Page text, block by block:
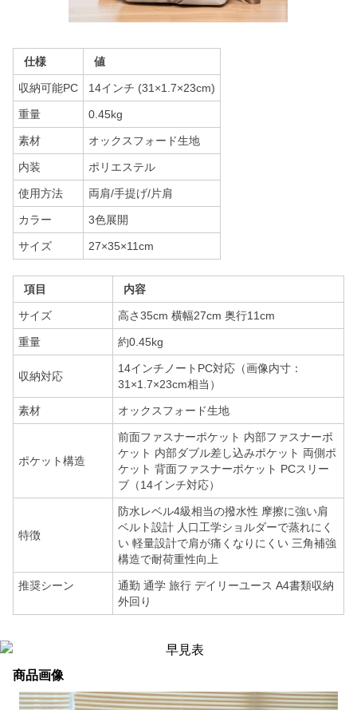
仕様 値
収納可能PC 14インチ (31×1.7×23cm)
重量 0.45kg
素材 オックスフォード生地
内装 ポリエステル
使用方法 両肩/手提げ/片肩
カラー 3色展開
サイズ 27×35×11cm
項目 内容
サイズ 高さ35cm 横幅27cm 奥行11cm
重量 約0.45kg
収納対応
14インチノートPC対応（画像内寸：
31×1.7×23cm相当）
素材 オックスフォード生地
ポケット構造
前面ファスナーポケット 内部ファスナーポ
ケット 内部ダブル差し込みポケット 両側ポ
ケット 背面ファスナーポケット PCスリー
ブ（14インチ対応）
特徴
防水レベル4級相当の撥水性 摩擦に強い肩
ベルト設計 人口工学ショルダーで蒸れにく
い 軽量設計で肩が痛くなりにくい 三角補強
構造で耐荷重性向上
推奨シーン
通勤 通学 旅行 デイリーユース A4書類収納
外回り
商品画像